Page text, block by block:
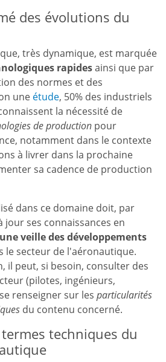
des évolutions du
très dynamique, est marquée
rapidesainsi que par
des normes et des
une étude, 50% des industriels
la nécessité de
de production pour
notamment dans le contexte
à livrer dans la prochaine
sa cadence de production
dans ce domaine doit, par
ses connaissances en
veille des développements
le secteur de l'aéronautique.
il peut, si besoin, consulter des
(pilotes, ingénieurs,
renseigner sur les particularités
du contenu concerné.
techniques du